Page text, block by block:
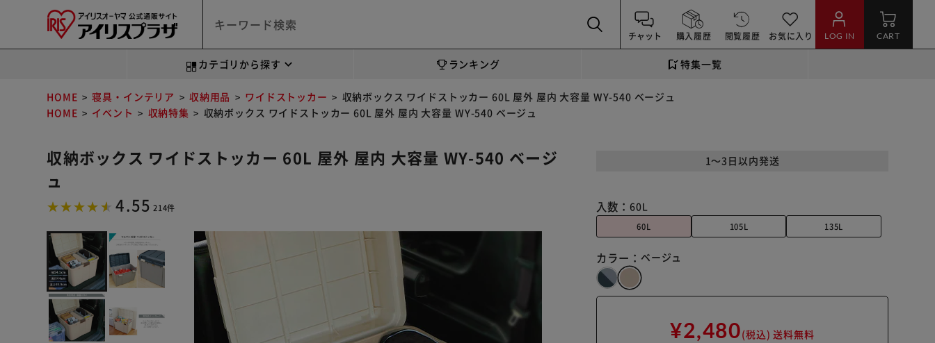
チャット 購入履歴 閲覧履歴 お気に入り LOG IN CART
カテゴリから探す ランキング 特集一覧
HOME 寝具・インテリア 収納用品 ワイドストッカー
収納ボックス ワイドストッカー 60L 屋外 屋内 大容量 WY-540 ベージュ
HOME
イベント 収納特集 収納ボックス ワイドストッカー 60L 屋外 屋内 大容量 WY-540 ベージュ
収納ボックス ワイドストッカー 60L 屋外 屋内 大容量 WY-540 ベージ
ュ
4.55 214件
1～3日以内発送
入数： 60L
60L 105L 135L
カラー： ベージュ
¥2,480(税込) 送料無料